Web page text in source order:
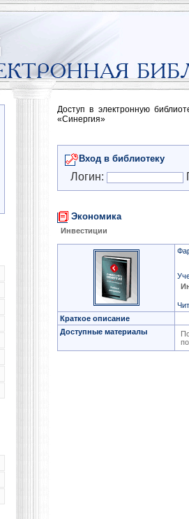
Доступ в электронную
«Синергия»
Вход в библиотеку
Логин:
Экономика
Инвестиции
Краткое описание
Доступные материалы